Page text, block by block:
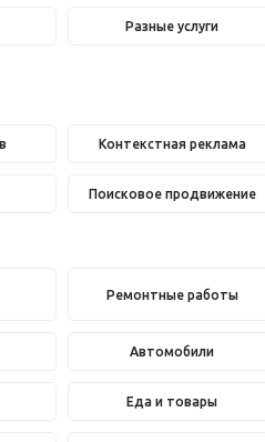
Разные услуги
Контекстная реклама
Поисковое продвижение
Ремонтные работы
Автомобили
Еда и товары